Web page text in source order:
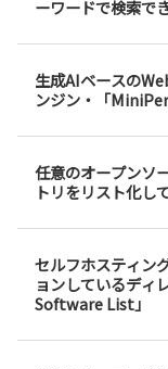
ーワードで検索で
生成AIベースの
ンジン・「
任意のオープンソ
トリをリスト化し
セルフホスティン
ョンしているデ
Software List」